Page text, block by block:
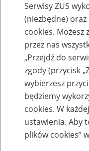
Szkolenia
Zaproś ZUS
rezerwowane,
Serwisy ZUS
(niezbędne)
cookies. Możesz
przez nas
„Przejdź do
zgody (przycisk
wybierzesz
będziemy
cookies. W
ustawienia. Aby
plików cookies”